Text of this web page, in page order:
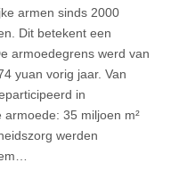
armen sinds 2000
Dit betekent een
armoedegrens werd van
yuan vorig jaar. Van
in
armoede: 35 miljoen m²
werden